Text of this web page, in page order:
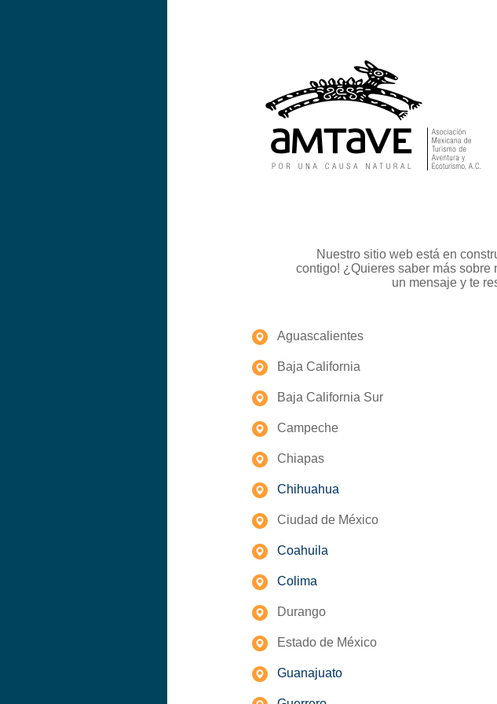
Nuestro sitio web está en
contigo! ¿Quieres saber más
un mensaje y te
Aguascalientes
Baja California
Baja California Sur
Campeche
Chiapas
Chihuahua
Ciudad de México
Coahuila
Colima
Durango
Estado de México
Guanajuato